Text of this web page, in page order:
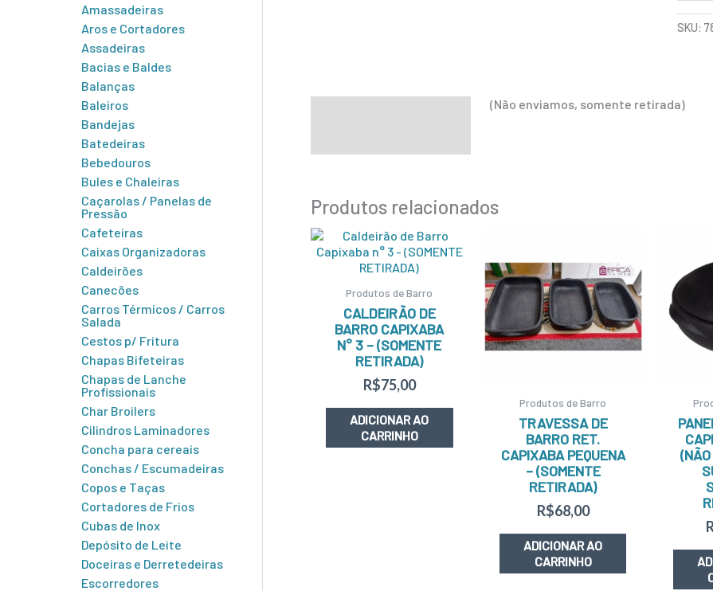
Amassadeiras
Aros e Cortadores
Assadeiras
Bacias e Baldes
Balanças
Baleiros
Bandejas
Batedeiras
Bebedouros
Bules e Chaleiras
Caçarolas / Panelas de
Pressão
Cafeteiras
Caixas Organizadoras
Caldeirões
Canecões
Carros Térmicos / Carros
Salada
Cestos p/ Fritura
Chapas Bifeteiras
Chapas de Lanche
Profissionais
Char Broilers
Cilindros Laminadores
Concha para cereais
Conchas / Escumadeiras
Copos e Taças
Cortadores de Frios
Cubas de Inox
Depósito de Leite
Doceiras e Derretedeiras
Escorredores
SKU:
(Não enviamos, somente retirada)
Produtos relacionados
Produtos de Barro
CALDEIRÃO DE
BARRO CAPIXABA
N° 3 – (SOMENTE
RETIRADA)
R$75,00
ADICIONAR AO
CARRINHO
Produtos de Barro
TRAVESSA DE
BARRO RET.
CAPIXABA PEQUENA
– (SOMENTE
RETIRADA)
R$68,00
ADICIONAR AO
CARRINHO